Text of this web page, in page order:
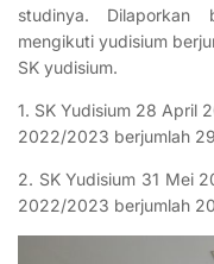
studinya. Dilaporkan
mengikuti yudisium
SK yudisium.
1. SK Yudisium 28 April
2022/2023 berjumlah
2. SK Yudisium 31 Mei
2022/2023 berjumlah